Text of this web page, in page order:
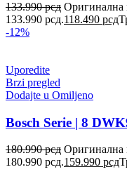
133.990рсд Оригинална
133.990 рсд.118.490 рсд
-12%
Uporedite
Brzi pregled
Dodajte u Omiljeno
Bosch Serie | 8
180.990рсд Оригинална
180.990 рсд.159.990 рсд